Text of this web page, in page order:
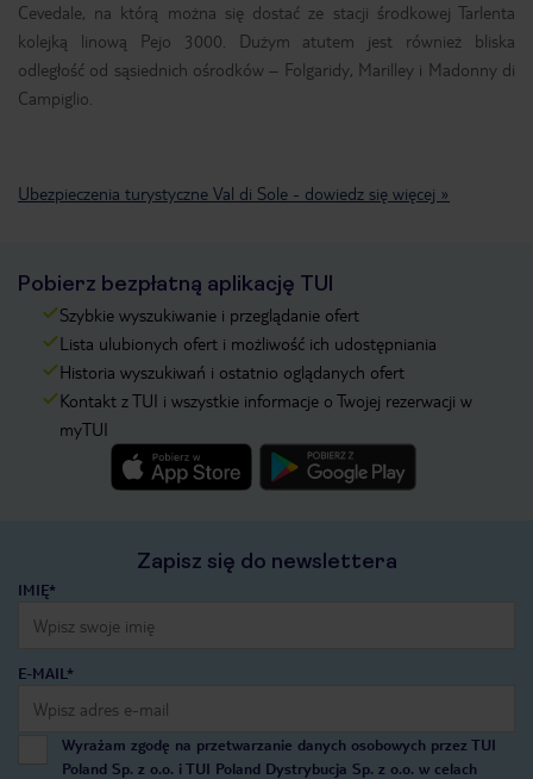
Cevedale, na którą można się dostać ze stacji środkowej Tarlenta
kolejką linową Pejo 3000. Dużym atutem jest również bliska
odległość od sąsiednich ośrodków – Folgaridy, Marilley i Madonny di
Campiglio.
Ubezpieczenia turystyczne Val di Sole - dowiedz się więcej »
Pobierz bezpłatną aplikację TUI
Szybkie wyszukiwanie i przeglądanie ofert
Lista ulubionych ofert i możliwość ich udostępniania
Historia wyszukiwań i ostatnio oglądanych ofert
Kontakt z TUI i wszystkie informacje o Twojej rezerwacji w
myTUI
Zapisz się do newslettera
IMIĘ*
E-MAIL*
Wyrażam zgodę na przetwarzanie danych osobowych przez TUI
Poland Sp. z o.o. i TUI Poland Dystrybucja Sp. z o.o. w celach